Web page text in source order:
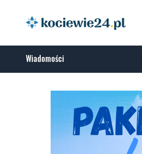
Wiadomości